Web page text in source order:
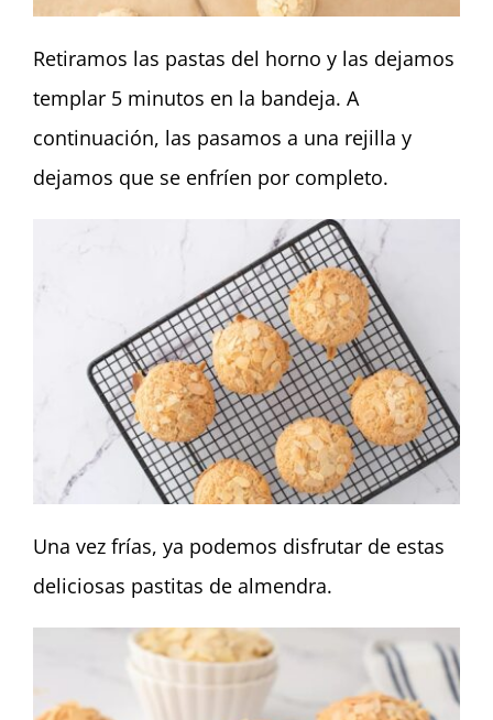
Retiramos las pastas del horno y las dejamos
templar 5 minutos en la bandeja. A
continuación, las pasamos a una rejilla y
dejamos que se enfríen por completo.
Una vez frías, ya podemos disfrutar de estas
deliciosas pastitas de almendra.